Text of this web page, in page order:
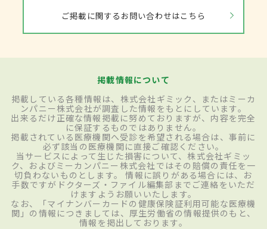
ご掲載に関するお問い合わせはこちら
掲載情報について
掲載している各種情報は、株式会社ギミック、またはミーカ
ンパニー株式会社が調査した情報をもとにしています。
出来るだけ正確な情報掲載に努めておりますが、内容を完全
に保証するものではありません。
掲載されている医療機関へ受診を希望される場合は、事前に
必ず該当の医療機関に直接ご確認ください。
当サービスによって生じた損害について、株式会社ギミッ
ク、およびミーカンパニー株式会社ではその賠償の責任を一
切負わないものとします。 情報に誤りがある場合には、お
手数ですがドクターズ・ファイル編集部までご連絡をいただ
けますようお願いいたします。
なお、「マイナンバーカードの健康保険証利用可能な医療機
関」の情報につきましては、厚生労働省の情報提供のもと、
情報を掲出しております。